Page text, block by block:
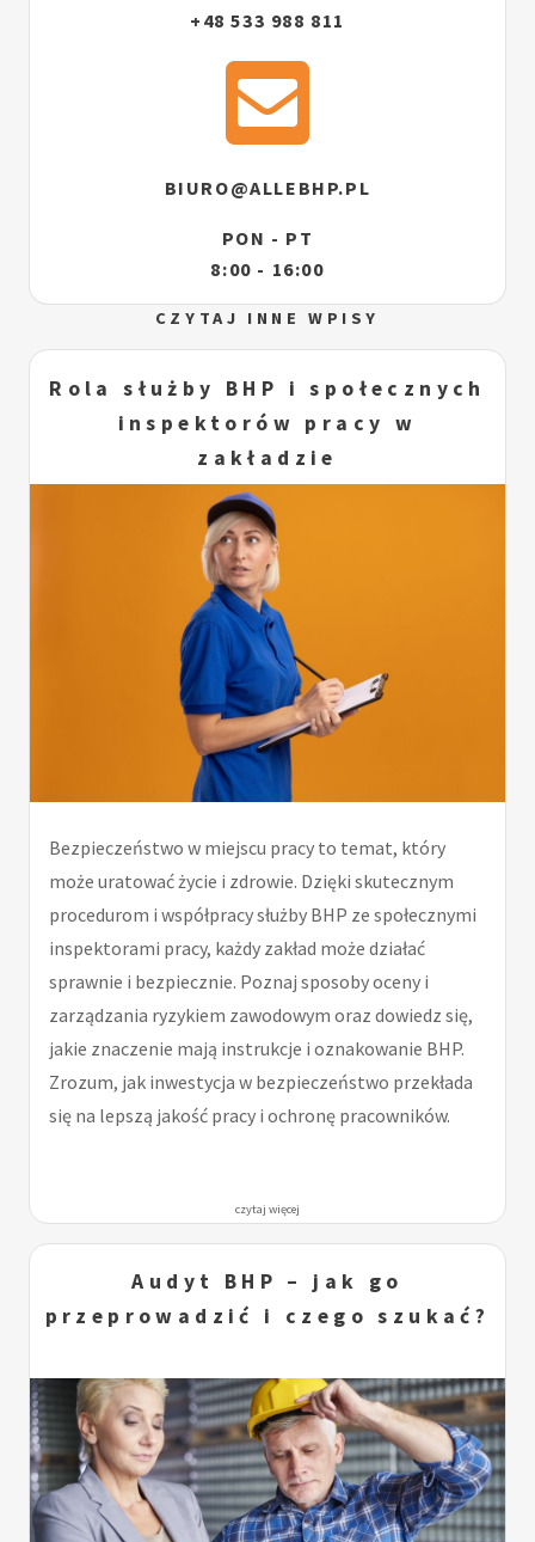
+48 533 988 811
BIURO@ALLEBHP.PL
PON - PT
8:00 - 16:00
CZYTAJ INNE WPISY
Rola służby BHP i społecznych
inspektorów pracy w
zakładzie
Bezpieczeństwo w miejscu pracy to temat, który
może uratować życie i zdrowie. Dzięki skutecznym
procedurom i współpracy służby BHP ze społecznymi
inspektorami pracy, każdy zakład może działać
sprawnie i bezpiecznie. Poznaj sposoby oceny i
zarządzania ryzykiem zawodowym oraz dowiedz się,
jakie znaczenie mają instrukcje i oznakowanie BHP.
Zrozum, jak inwestycja w bezpieczeństwo przekłada
się na lepszą jakość pracy i ochronę pracowników.
czytaj więcej
Audyt BHP – jak go
przeprowadzić i czego szukać?